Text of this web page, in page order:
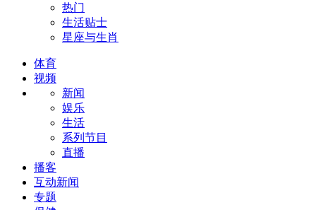
热门
生活贴士
星座与生肖
体育
视频
新闻
娱乐
生活
系列节目
直播
播客
互动新闻
专题